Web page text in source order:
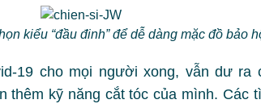
kiểu “đầu đinh” để dễ dàng mặc đồ bảo
19 cho mọi người xong, vẫn dư ra
thêm kỹ năng cắt tóc của mình. Các